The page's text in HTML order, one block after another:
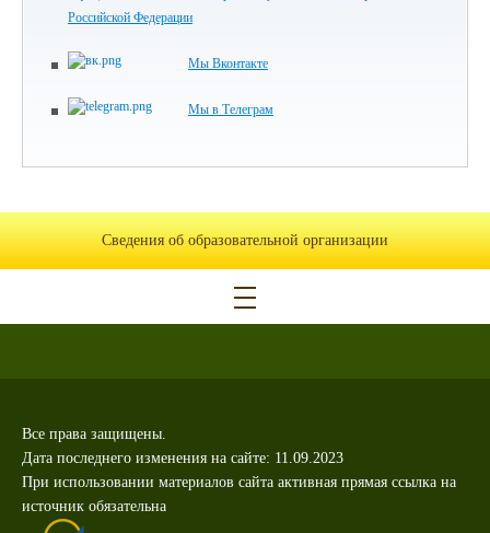
Российской Федерации
Мы Вконтакте
Мы в Телеграм
Сведения об образовательной организации
Все права защищены.
Дата последнего изменения на сайте: 11.09.2023
При использовании материалов сайта активная прямая ссылка на
источник обязательна